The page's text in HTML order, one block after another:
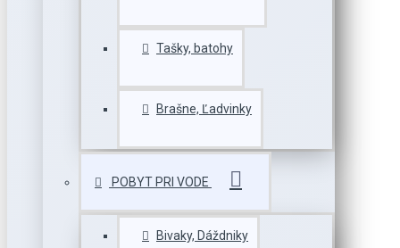
Tašky, batohy
Brašne, Ľadvinky
POBYT PRI VODE
Bivaky, Dáždniky